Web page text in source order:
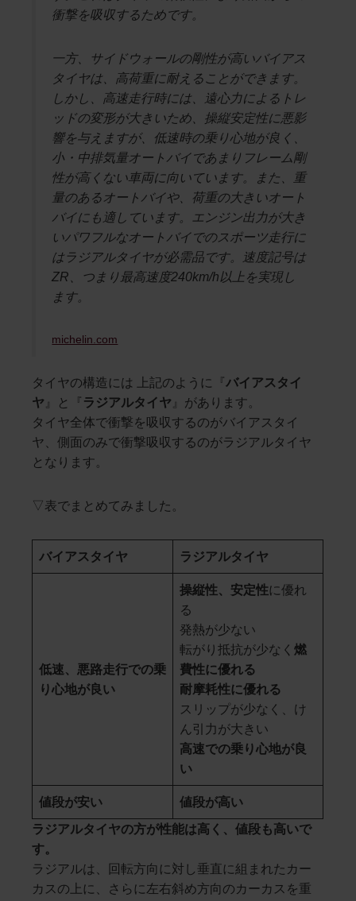
衝撃を吸収するためです。
一方、サイドウォールの剛性が高いバイアス
タイヤは、高荷重に耐えることができます。
しかし、高速走行時には、遠心力によるトレ
ッドの変形が大きいため、操縦安定性に悪影
響を与えますが、低速時の乗り心地が良く、
小・中排気量オートバイであまりフレーム剛
性が高くない車両に向いています。また、重
量のあるオートバイや、荷重の大きいオート
バイにも適しています。エンジン出力が大き
いパワフルなオートバイでのスポーツ走行に
はラジアルタイヤが必需品です。速度記号は
ZR、つまり最高速度240km/h以上を実現し
ます。
michelin.com
タイヤの構造には 上記のように『バイアスタイ
ヤ 』と『 ラジアルタイヤ 』があります。
タイヤ全体で衝撃を吸収するのがバイアスタイ
ヤ、側面のみで衝撃吸収するのがラジアルタイヤ
となります。
▽表でまとめてみました。
バイアスタイヤ ラジアルタイヤ
低速、悪路走行での乗
り心地が良い
操縦性、安定性に優れ
る
発熱が少ない
転がり抵抗が少なく燃
費性に優れる
耐摩耗性に優れる
スリップが少なく、け
ん引力が大きい
高速での乗り心地が良
い
値段が安い
値段が高い
ラジアルタイヤの方が性能は高く、値段も高いで
す。
ラジアルは、回転方向に対し垂直に組まれたカー
カスの上に、さらに左右斜め方向のカーカスを重